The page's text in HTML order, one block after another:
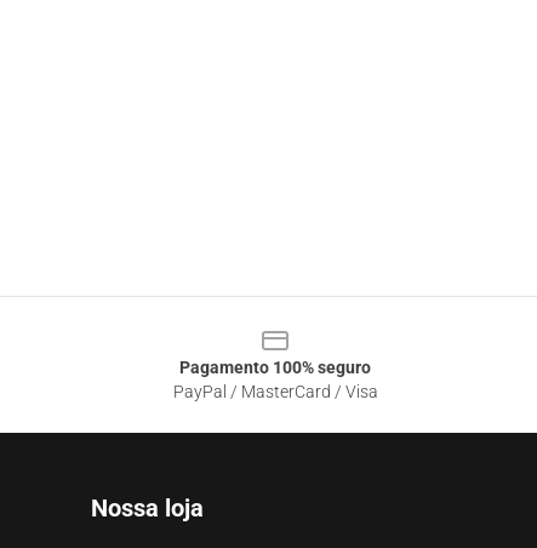
Pagamento 100% seguro
PayPal / MasterCard / Visa
Nossa loja